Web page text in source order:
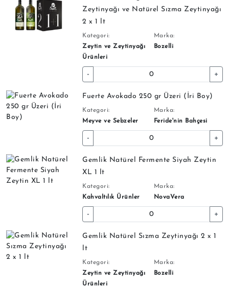
Zeytinyağı ve Natürel Sızma Zeytinyağı
2 x 1 lt
Kategori:
Zeytin ve Zeytinyağı
Ürünleri
Marka:
Bozelli
- +
Fuerte Avokado 250 gr Üzeri (İri Boy)
Kategori:
Meyve ve Sebzeler
Marka:
Feride'nin Bahçesi
- +
Gemlik Natürel Fermente Siyah Zeytin
XL 1 lt
Kategori:
Kahvaltılık Ürünler
Marka:
NovaVera
- +
Gemlik Natürel Sızma Zeytinyağı 2 x 1
lt
Kategori:
Zeytin ve Zeytinyağı
Ürünleri
Marka:
Bozelli